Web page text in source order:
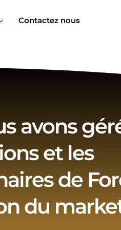
Contactez nous
avons
et les
de
du